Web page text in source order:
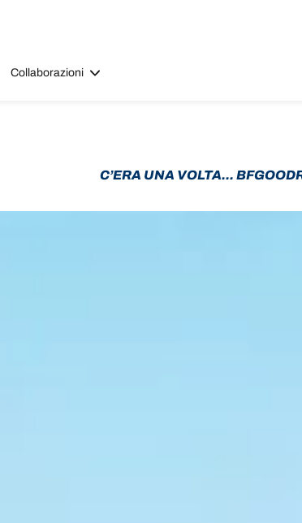
Collaborazioni
C’ERA UNA VOLTA...